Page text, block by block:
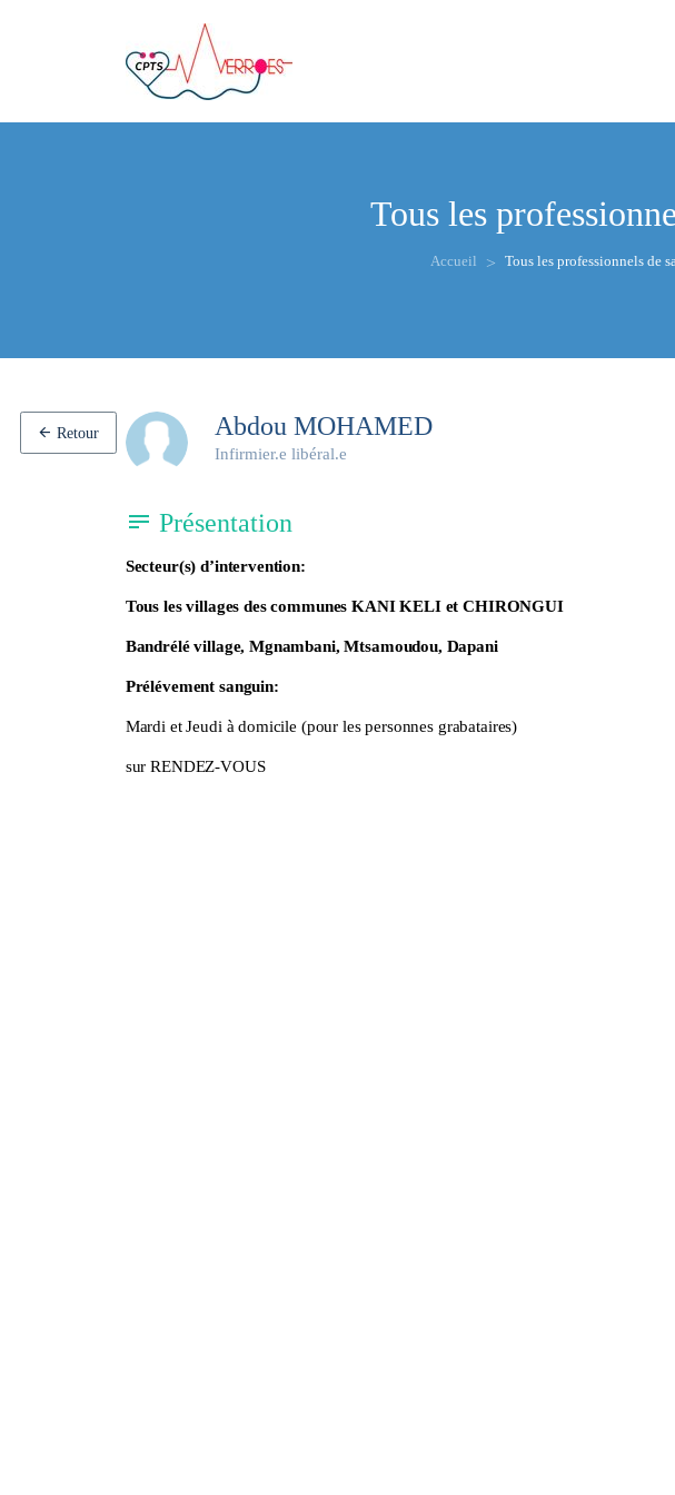
Tous les
Accueil Tous les professionnels de
Retour Abdou MOHAMED
Infirmier.e libéral.e
Présentation
Secteur(s) d’intervention:
Tous les villages des communes KANI KELI et CHIRONGUI
Bandrélé village, Mgnambani, Mtsamoudou, Dapani
Prélévement sanguin:
Mardi et Jeudi à domicile (pour les personnes grabataires)
sur RENDEZ-VOUS